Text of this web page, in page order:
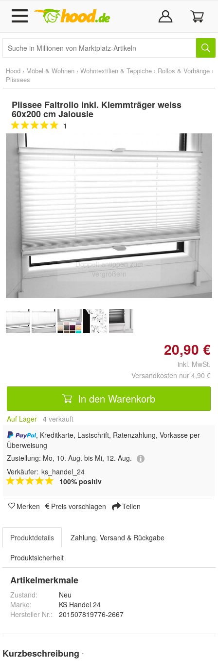
Hood › Möbel & Wohnen › Wohntextilien & Teppiche › Rollos & Vorhänge ›
Plissees
Plissee Faltrollo inkl. Klemmträger weiss
60x200 cm Jalousie
1
Doppelt antippen zum
vergrößern
20,90 €
inkl. MwSt.
Versandkosten nur 4,90 €
In den Warenkorb
Auf Lager 4 verkauft
, Kreditkarte, Lastschrift, Ratenzahlung, Vorkasse per
Überweisung
Zustellung: Mo, 10. Aug. bis Mi, 12. Aug.
Verkäufer: ks_handel_24
100% positiv
Merken Preis vorschlagen Teilen
Produktdetails Zahlung, Versand & Rückgabe
Produktsicherheit
Artikelmerkmale
Zustand:
Neu
Marke:
KS Handel 24
Hersteller Nr.:
201507819776-2667
Kurzbeschreibung *